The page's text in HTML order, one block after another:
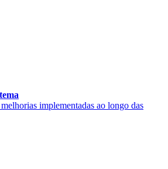
implementadas ao longo das